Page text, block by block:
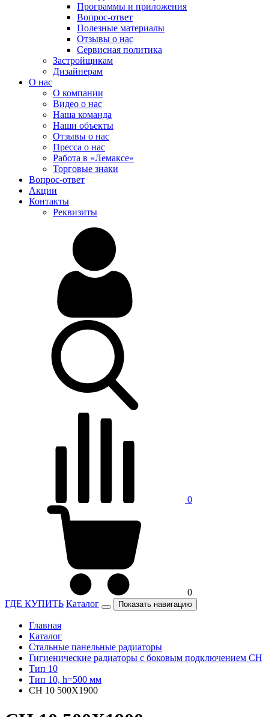
Программы и приложения
Вопрос-ответ
Полезные материалы
Отзывы о нас
Сервисная политика
Застройщикам
Дизайнерам
О нас
О компании
Видео о нас
Наша команда
Наши объекты
Отзывы о нас
Пресса о нас
Работа в «Лемаксе»
Торговые знаки
Вопрос-ответ
Акции
Контакты
Реквизиты
0
0
ГДЕ КУПИТЬ Каталог Показать навигацию
Главная
Каталог
Стальные панельные радиаторы
Гигиенические радиаторы c боковым подключением CH
Тип 10
Тип 10, h=500 мм
CH 10 500X1900